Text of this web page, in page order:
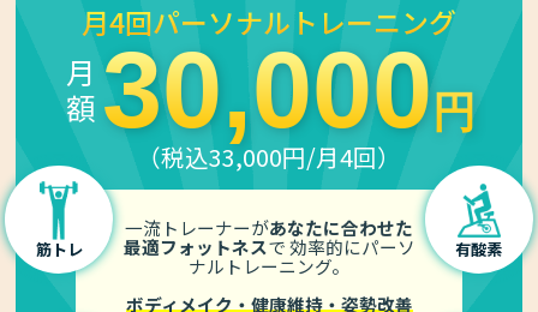
月4回パーソナルトレーニング
月 額30,000円
（税込33,000円/月4回）
一流トレーナーがあなたに合わせた
最適フォットネスで効率的にパーソ
ナルトレーニング。
ボディメイク・健康維持・姿勢改善
筋トレ 有酸素